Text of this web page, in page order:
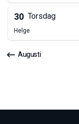
30 Torsdag
Helge
Augusti